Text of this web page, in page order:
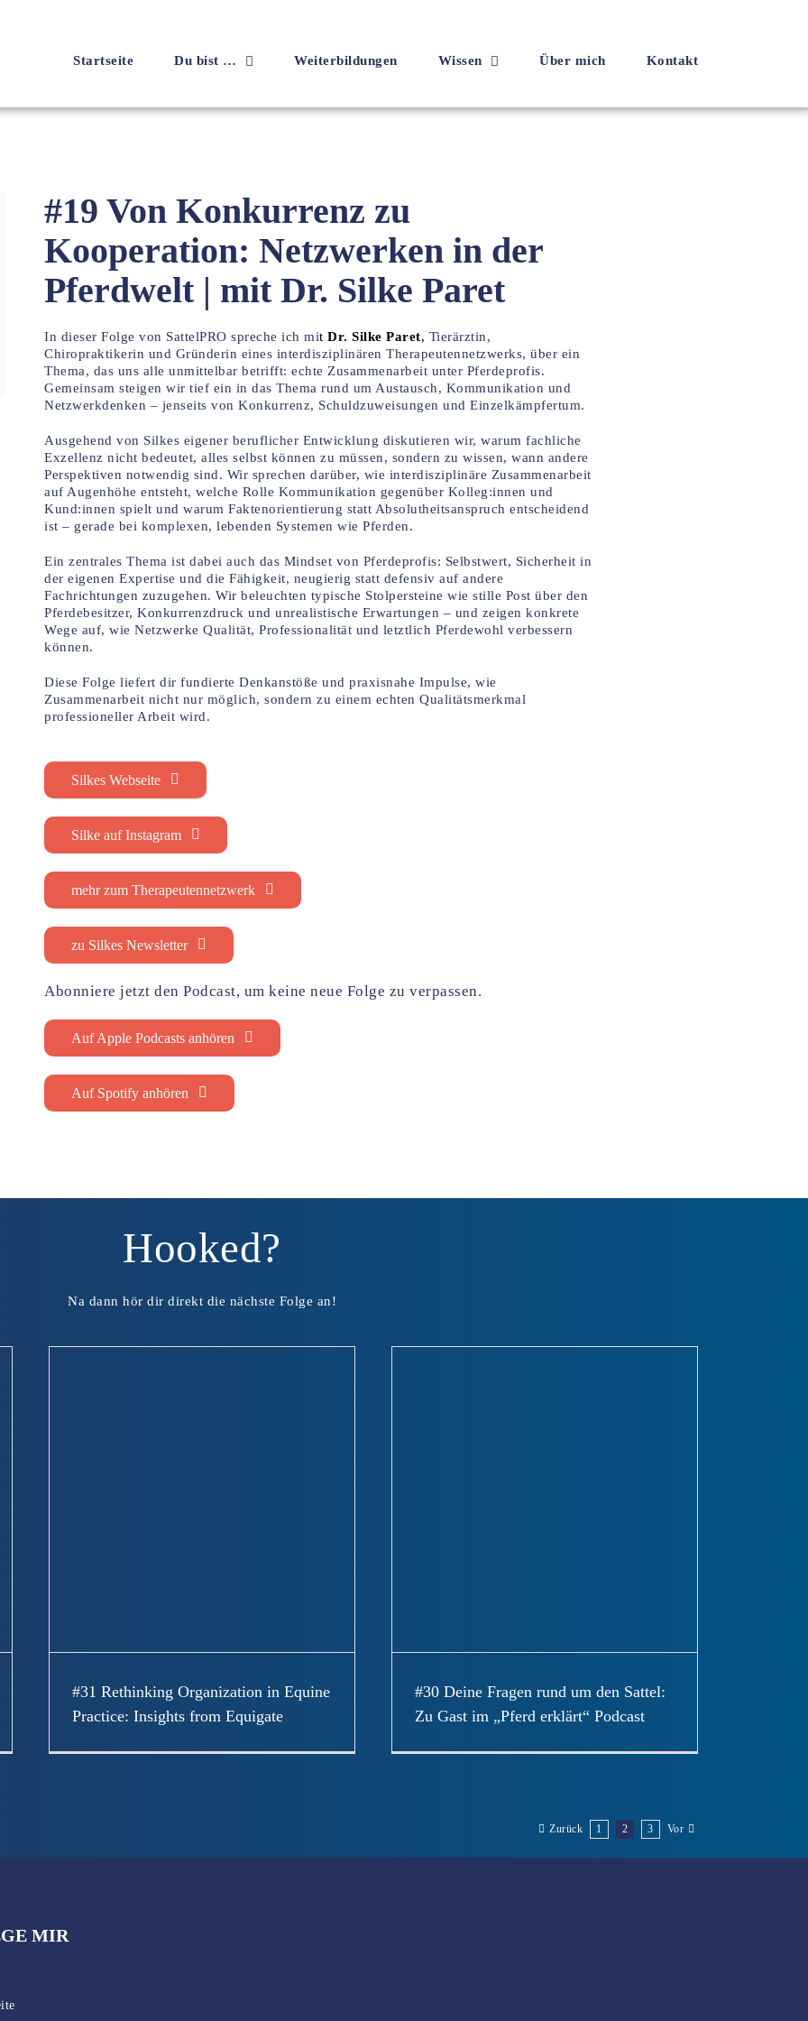
Startseite
Du bist … Weiterbildungen Wissen Über mich Kontakt
#19 Von Konkurrenz zu
Kooperation: Netzwerken in der
Pferdwelt | mit Dr. Silke Paret
In dieser Folge von SattelPRO spreche ich mitDr. Silke Paret, Tierärztin,
Chiropraktikerin und Gründerin eines interdisziplinären Therapeutennetzwerks, über ein
Thema, das uns alle unmittelbar betrifft: echte Zusammenarbeit unter Pferdeprofis.
Gemeinsam steigen wir tief ein in das Thema rund um Austausch, Kommunikation und
Netzwerkdenken – jenseits von Konkurrenz, Schuldzuweisungen und Einzelkämpfertum.
Ausgehend von Silkes eigener beruflicher Entwicklung diskutieren wir, warum fachliche
Exzellenz nicht bedeutet, alles selbst können zu müssen, sondern zu wissen, wann andere
Perspektiven notwendig sind. Wir sprechen darüber, wie interdisziplinäre Zusammenarbeit
auf Augenhöhe entsteht, welche Rolle Kommunikation gegenüber Kolleg:innen und
Kund:innen spielt und warum Faktenorientierung statt Absolutheitsanspruch entscheidend
ist – gerade bei komplexen, lebenden Systemen wie Pferden.
Ein zentrales Thema ist dabei auch das Mindset von Pferdeprofis: Selbstwert, Sicherheit in
der eigenen Expertise und die Fähigkeit, neugierig statt defensiv auf andere
Fachrichtungen zuzugehen. Wir beleuchten typische Stolpersteine wie stille Post über den
Pferdebesitzer, Konkurrenzdruck und unrealistische Erwartungen – und zeigen konkrete
Wege auf, wie Netzwerke Qualität, Professionalität und letztlich Pferdewohl verbessern
können.
Diese Folge liefert dir fundierte Denkanstöße und praxisnahe Impulse, wie
Zusammenarbeit nicht nur möglich, sondern zu einem echten Qualitätsmerkmal
professioneller Arbeit wird.
Silkes Webseite
Silke auf Instagram
mehr zum Therapeutennetzwerk
zu Silkes Newsletter
Abonniere jetzt den Podcast, um keine neue Folge zu verpassen.
Auf Apple Podcasts anhören
Auf Spotify anhören
Hooked?
Na dann hör dir direkt die nächste Folge an!
#31 Rethinking Organization in Equine
Practice: Insights from Equigate
#30 Deine Fragen rund um den Sattel:
Zu Gast im „Pferd erklärt“ Podcast
Zurück 1 2 3 Vor
MIR